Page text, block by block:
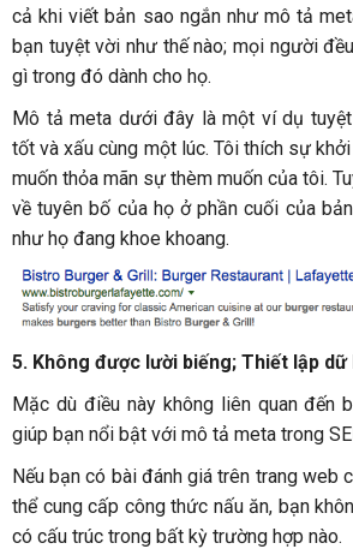
cả khi viết bản sao ngắn như mô tả
bạn tuyệt vời như thế nào; mọi người
gì trong đó dành cho họ.
Mô tả meta dưới đây là một ví dụ
tốt và xấu cùng một lúc. Tôi thích sự
muốn thỏa mãn sự thèm muốn của tôi.
về tuyên bố của họ ở phần cuối của
như họ đang khoe khoang.
5. Không được lười biếng; Thiết lập
Mặc dù điều này không liên quan đến
giúp bạn nổi bật với mô tả meta trong
Nếu bạn có bài đánh giá trên trang web
thể cung cấp công thức nấu ăn, bạn
có cấu trúc trong bất kỳ trường hợp nào.